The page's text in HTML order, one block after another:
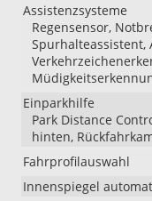
Assistenzsysteme
Regensensor,
Spurhalteassistent,
Einparkhilfe
Park Distance
hinten,
Fahrprofilauswahl
Innenspiegel